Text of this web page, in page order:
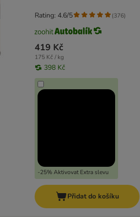
419 Kč
175 Kč / kg
398 Kč
-25% Aktivovat Extra slevu
Rating: 4.6/5 (376)
Přidat do košíku